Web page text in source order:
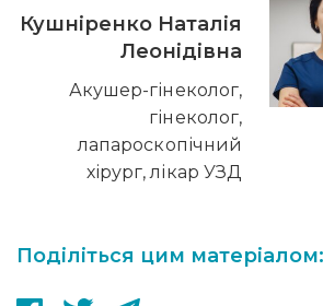
Кушніренко Наталія
Леонідівна
Акушер-гінеколог,
гінеколог,
лапароскопічний
хірург, лікар УЗД
Поділіться цим матеріалом: